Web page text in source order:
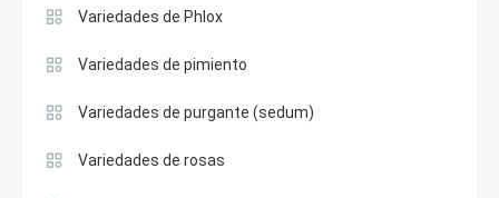
Variedades de Phlox
Variedades de pimiento
Variedades de purgante (sedum)
Variedades de rosas